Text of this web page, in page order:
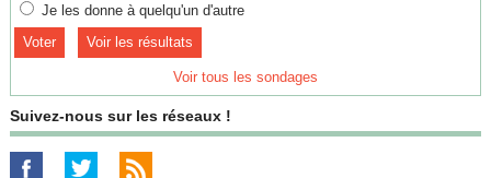
Je les donne à quelqu'un d'autre
Voir les résultats
Voir tous les sondages
Suivez-nous sur les réseaux !